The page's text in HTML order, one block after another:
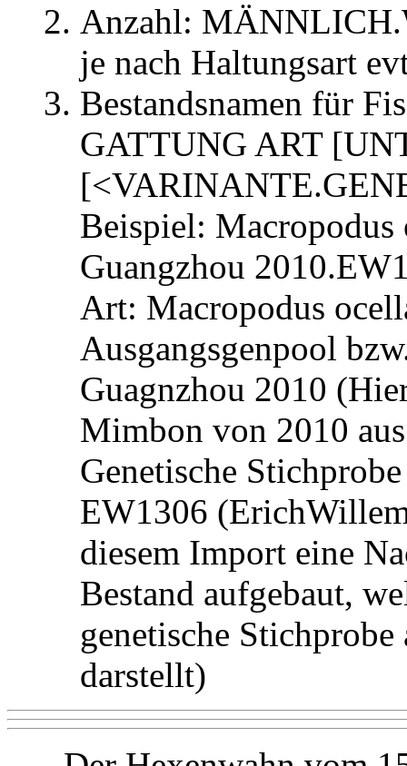
Anzahl:
je nach Haltungsart
Bestandsnamen für
GATTUNG ART
Beispiel:
Guangzhou
Art: Macropodus
Ausgangsgenpool
Guagnzhou 2010
Mimbon von 2010
Genetische
EW1306
diesem Import eine
Bestand aufgebaut,
genetische
darstellt)